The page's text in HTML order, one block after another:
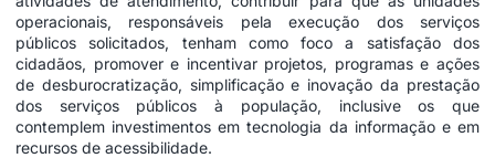
operacionais, responsáveis pela execução dos serviços
públicos solicitados, tenham como foco a satisfação dos
cidadãos, promover e incentivar projetos, programas e ações
de desburocratização, simplificação e inovação da prestação
dos serviços públicos à população, inclusive os que
contemplem investimentos em tecnologia da informação e em
recursos de acessibilidade.